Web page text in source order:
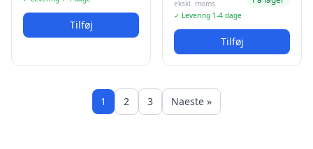
Tilføj
ekskl. moms
✓ Levering 1-4 dage
Tilføj
1 2 3 Naeste »